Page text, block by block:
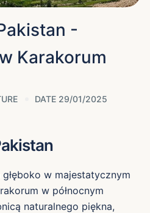
-
Karakorum
DATE 29/01/2025
w majestatycznym
w północnym
naturalnego piękna,